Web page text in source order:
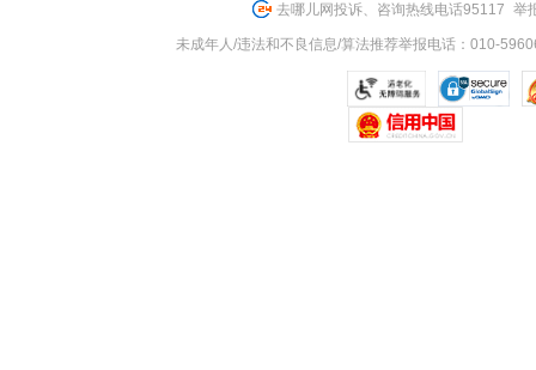
去哪儿网投诉、咨询热线电话95117 举
未成年人/违法和不良信息/算法推荐举报电话：010-